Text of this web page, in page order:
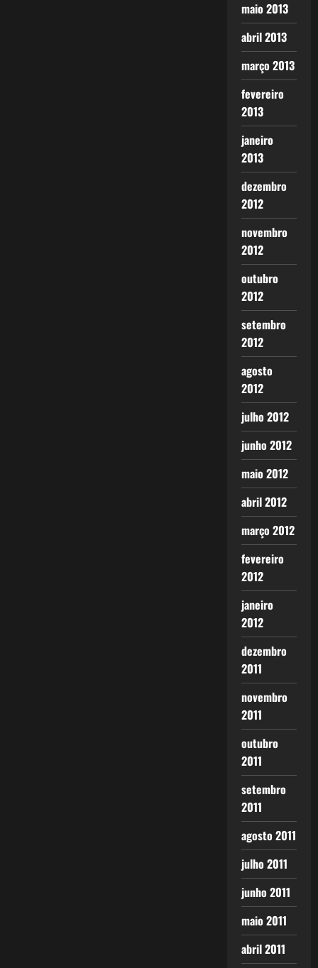
maio 2013
abril 2013
março 2013
fevereiro
2013
janeiro
2013
dezembro
2012
novembro
2012
outubro
2012
setembro
2012
agosto
2012
julho 2012
junho 2012
maio 2012
abril 2012
março 2012
fevereiro
2012
janeiro
2012
dezembro
2011
novembro
2011
outubro
2011
setembro
2011
agosto 2011
julho 2011
junho 2011
maio 2011
abril 2011